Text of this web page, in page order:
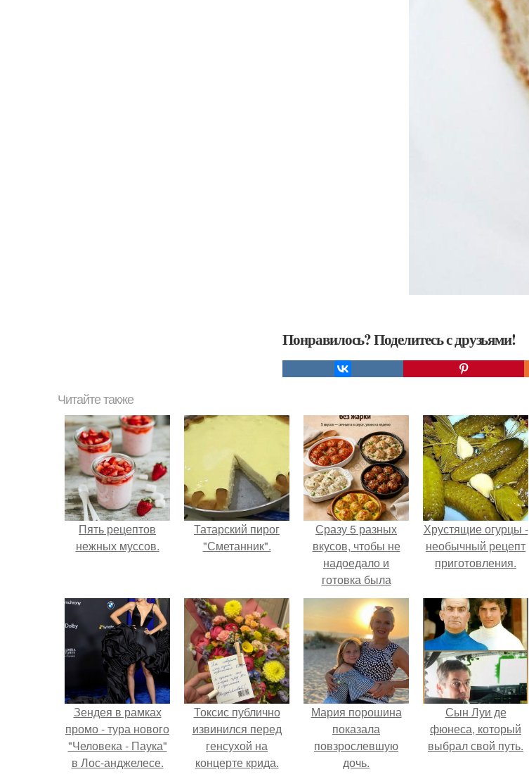
Понравилось? Поделитесь с друзьями!
Читайте также
Пять рецептов
нежных муссов.
Татарский пирог
"Сметанник".
Сразу 5 разных
вкусов, чтобы не
надоедало и
готовка была
проще.
Хрустящие огурцы -
необычный рецепт
приготовления.
Зендея в рамках
промо - тура нового
"Человека - Паука"
в Лос-анджелесе.
Токсис публично
извинился перед
генсухой на
концерте крида.
Мария порошина
показала
повзрослевшую
дочь.
Сын Луи де
фюнеса, который
выбрал свой путь.